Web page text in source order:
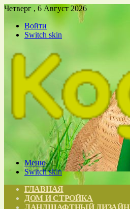
Четверг , 6 Август 2026
Войти
Switch skin
Меню
Switch skin
ГЛАВНАЯ
ДОМ И СТРОЙКА
ЛАНДШАФТНЫЙ ДИЗАЙН